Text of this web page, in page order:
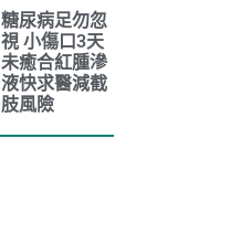
糖尿病足勿忽
視 小傷口3天
未癒合紅腫滲
液快求醫減截
肢風險